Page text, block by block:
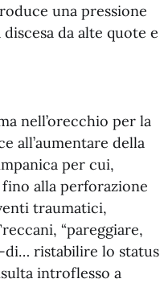
una pressione
da alte quote e
nell’orecchio per la
all’aumentare della
per cui,
alla perforazione
traumatici,
“pareggiare,
di… ristabilire lo status
introflesso a